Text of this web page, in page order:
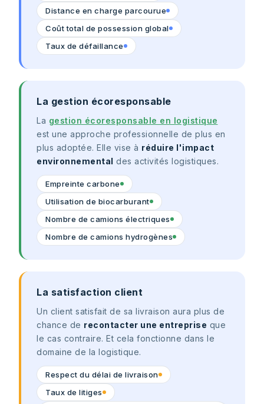
Distance en charge parcourue
Coût total de possession global
Taux de défaillance
La gestion écoresponsable
La gestion écoresponsable en logistique
est une approche professionnelle de plus en
plus adoptée. Elle vise à réduire l'impact
environnemental des activités logistiques.
Empreinte carbone
Utilisation de biocarburant
Nombre de camions électriques
Nombre de camions hydrogènes
La satisfaction client
Un client satisfait de sa livraison aura plus de
chance de recontacter une entreprise que
le cas contraire. Et cela fonctionne dans le
domaine de la logistique.
Respect du délai de livraison
Taux de litiges